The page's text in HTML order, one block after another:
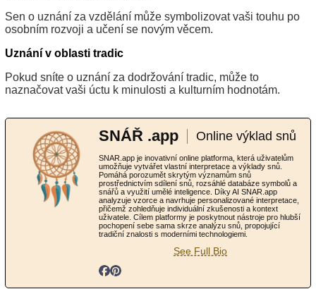
Sen o uznání za vzdělání může symbolizovat vaši touhu po
osobním rozvoji a učení se novým věcem.
Uznání v oblasti tradic
Pokud sníte o uznání za dodržování tradic, může to
naznačovat vaši úctu k minulosti a kulturním hodnotám.
SNÁŘ .app Online výklad snů
SNAR.app je inovativní online platforma, která uživatelům
umožňuje vytvářet vlastní interpretace a výklady snů.
Pomáhá porozumět skrytým významům snů
prostřednictvím sdílení snů, rozsáhlé databáze symbolů a
snářů a využití umělé inteligence. Díky AI SNAR.app
analyzuje vzorce a navrhuje personalizované interpretace,
přičemž zohledňuje individuální zkušenosti a kontext
uživatele. Cílem platformy je poskytnout nástroje pro hlubší
pochopení sebe sama skrze analýzu snů, propojující
tradiční znalosti s moderními technologiemi.
See Full Bio